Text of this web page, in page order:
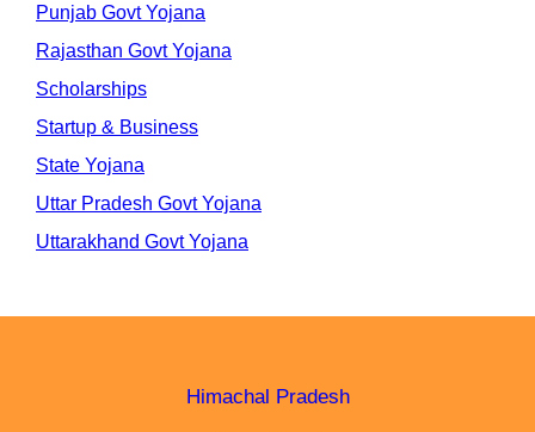
Punjab Govt Yojana
Rajasthan Govt Yojana
Scholarships
Startup & Business
State Yojana
Uttar Pradesh Govt Yojana
Uttarakhand Govt Yojana
Himachal Pradesh